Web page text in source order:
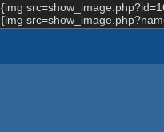
{img
{img